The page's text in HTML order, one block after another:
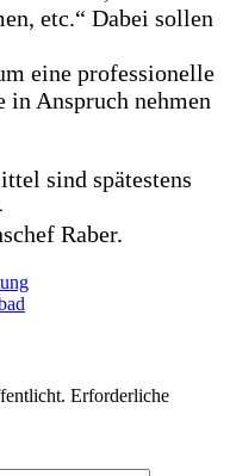
etc.“ Dabei sollen
eine professionelle
in Anspruch nehmen
sind spätestens
Raber.
Erforderliche